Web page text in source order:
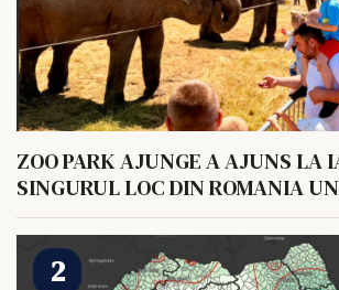
ZOO PARK AJUNGE A AJUNS LA
SINGURUL LOC DIN ROMANIA
HRANI UN ELEFANT